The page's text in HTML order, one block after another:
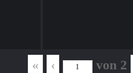
« ‹ von 2